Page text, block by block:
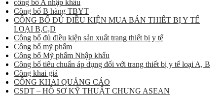
công bố A nhập khẩu
Công bố B hàng TBYT
CÔNG BỐ ĐỦ ĐIỀU KIỆN MUA BÁN THIẾT BỊ Y TẾ
LOẠI B,C,D
Công bố đủ điều kiện sản xuất trang thiết bị y tế
Công bố mỹ phẩm
Công bố Mỹ phẩm Nhập khẩu
Công bố tiêu chuẩn áp dụng đối với trang thiết bị y tế loại A, B
Công khai giá
CÔNG KHAI QUẢNG CÁO
CSDT – HỒ SƠ KỸ THUẬT CHUNG ASEAN